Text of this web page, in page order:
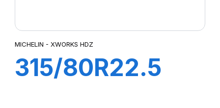
MICHELIN - XWORKS HDZ
315/80R22.5